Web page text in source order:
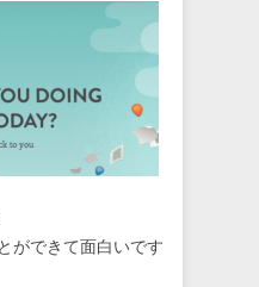
ができて面白いです